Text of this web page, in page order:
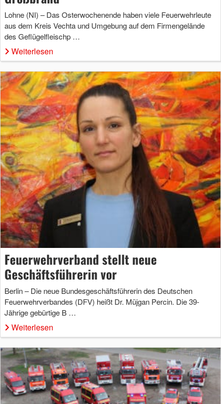
Lohne (NI) – Das Osterwochenende haben viele Feuerwehrleute
aus dem Kreis Vechta und Umgebung auf dem Firmengelände
des Geflügelfleischp …
Weiterlesen
Feuerwehrverband stellt neue
Geschäftsführerin vor
Berlin – Die neue Bundesgeschäftsführerin des Deutschen
Feuerwehrverbandes (DFV) heißt Dr. Müjgan Percin. Die 39-
Jährige gebürtige B …
Weiterlesen